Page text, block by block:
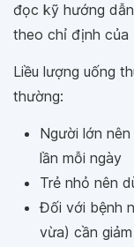
đọc kỹ hướng
theo chỉ định của
Liều lượng uống
thường:
Người lớn
lần mỗi ngày
Trẻ nhỏ nên
Đối với bệnh
vừa) cần